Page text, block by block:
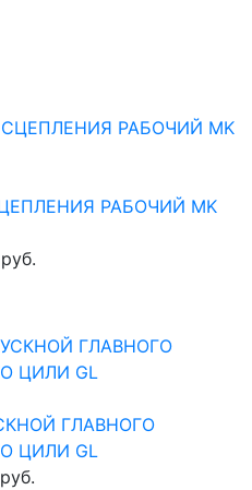
РАБОЧИЙ MK
ГЛАВНОГО
ЦИЛИ GL